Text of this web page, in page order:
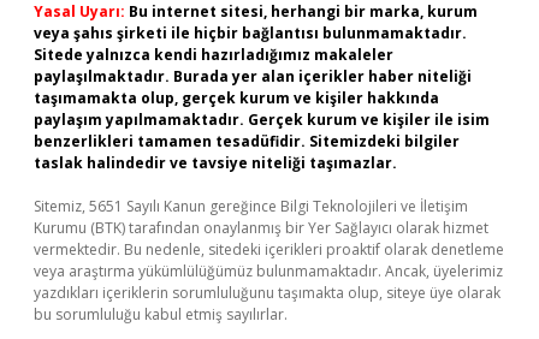
Yasal Uyarı: Bu internet sitesi, herhangi bir marka, kurum
veya şahıs şirketi ile hiçbir bağlantısı bulunmamaktadır.
Sitede yalnızca kendi hazırladığımız makaleler
paylaşılmaktadır. Burada yer alan içerikler haber niteliği
taşımamakta olup, gerçek kurum ve kişiler hakkında
paylaşım yapılmamaktadır. Gerçek kurum ve kişiler ile isim
benzerlikleri tamamen tesadüfidir. Sitemizdeki bilgiler
taslak halindedir ve tavsiye niteliği taşımazlar.
Sitemiz, 5651 Sayılı Kanun gereğince Bilgi Teknolojileri ve İletişim
Kurumu (BTK) tarafından onaylanmış bir Yer Sağlayıcı olarak hizmet
vermektedir. Bu nedenle, sitedeki içerikleri proaktif olarak denetleme
veya araştırma yükümlülüğümüz bulunmamaktadır. Ancak, üyelerimiz
yazdıkları içeriklerin sorumluluğunu taşımakta olup, siteye üye olarak
bu sorumluluğu kabul etmiş sayılırlar.